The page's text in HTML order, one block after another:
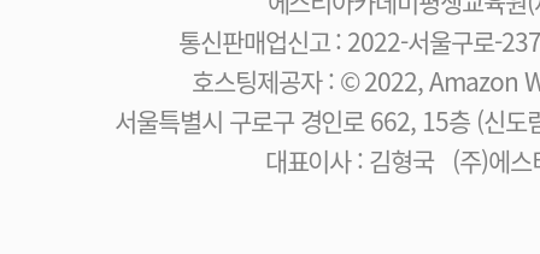
통신판매업신고 : 2022-서울구로-
호스팅제공자 : © 2022, Amazon
서울특별시 구로구 경인로 662, 15층 (신도
대표이사 : 김형국 (주)에스